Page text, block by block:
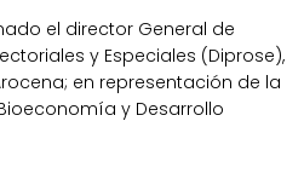
el director General de
y Especiales (Diprose),
en representación de la
y Desarrollo